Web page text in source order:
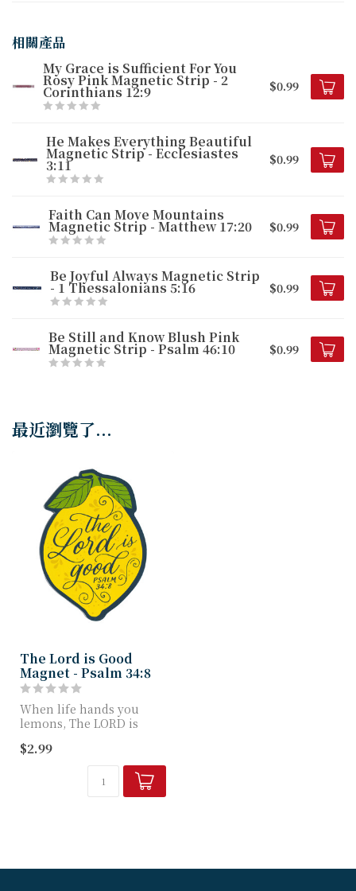
相關產品
My Grace is Sufficient For You
Rosy Pink Magnetic Strip - 2
Corinthians 12:9 $0.99
He Makes Everything Beautiful
Magnetic Strip - Ecclesiastes
3:11 $0.99
Faith Can Move Mountains
Magnetic Strip - Matthew 17:20 $0.99
Be Joyful Always Magnetic Strip
- 1 Thessalonians 5:16 $0.99
Be Still and Know Blush Pink
Magnetic Strip - Psalm 46:10 $0.99
最近瀏覽了...
The Lord is Good
Magnet - Psalm 34:8
When life hands you
lemons, The LORD is
perfect cue to look f...
$2.99